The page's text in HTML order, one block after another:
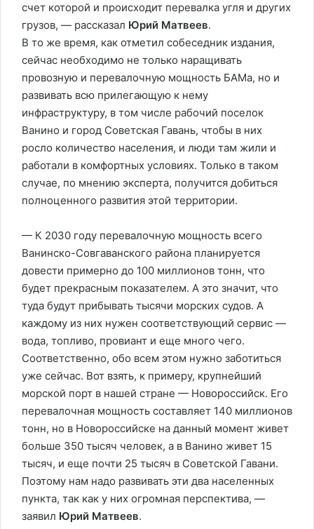
счет которой и происходит перевалка угля и других
грузов, — рассказал Юрий Матвеев.
В то же время, как отметил собеседник издания,
сейчас необходимо не только наращивать
провозную и перевалочную мощность БАМа, но и
развивать всю прилегающую к нему
инфраструктуру, в том числе рабочий поселок
Ванино и город Советская Гавань, чтобы в них
росло количество населения, и люди там жили и
работали в комфортных условиях. Только в таком
случае, по мнению эксперта, получится добиться
полноценного развития этой территории.
— К 2030 году перевалочную мощность всего
Ванинско-Совгаванского района планируется
довести примерно до 100 миллионов тонн, что
будет прекрасным показателем. А это значит, что
туда будут прибывать тысячи морских судов. А
каждому из них нужен соответствующий сервис —
вода, топливо, провиант и еще много чего.
Соответственно, обо всем этом нужно заботиться
уже сейчас. Вот взять, к примеру, крупнейший
морской порт в нашей стране — Новороссийск. Его
перевалочная мощность составляет 140 миллионов
тонн, но в Новороссийске на данный момент живет
больше 350 тысяч человек, а в Ванино живет 15
тысяч, и еще почти 25 тысяч в Советской Гавани.
Поэтому нам надо развивать эти два населенных
пункта, так как у них огромная перспектива, —
заявил Юрий Матвеев.